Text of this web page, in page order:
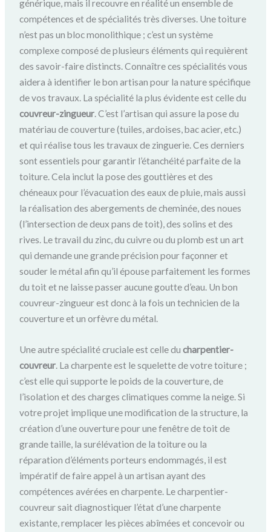
générique, mais il recouvre en réalité un ensemble de
compétences et de spécialités très diverses. Une toiture
n’est pas un bloc monolithique ; c’est un système
complexe composé de plusieurs éléments qui requièrent
des savoir-faire distincts. Connaître ces spécialités vous
aidera à identifier le bon artisan pour la nature spécifique
de vos travaux. La spécialité la plus évidente est celle du
couvreur-zingueur. C’est l’artisan qui assure la pose du
matériau de couverture (tuiles, ardoises, bac acier, etc.)
et qui réalise tous les travaux de zinguerie. Ces derniers
sont essentiels pour garantir l’étanchéité parfaite de la
toiture. Cela inclut la pose des gouttières et des
chéneaux pour l’évacuation des eaux de pluie, mais aussi
la réalisation des abergements de cheminée, des noues
(l’intersection de deux pans de toit), des solins et des
rives. Le travail du zinc, du cuivre ou du plomb est un art
qui demande une grande précision pour façonner et
souder le métal afin qu’il épouse parfaitement les formes
du toit et ne laisse passer aucune goutte d’eau. Un bon
couvreur-zingueur est donc à la fois un technicien de la
couverture et un orfèvre du métal.
Une autre spécialité cruciale est celle ducharpentier-
couvreur . La charpente est le squelette de votre toiture ;
c’est elle qui supporte le poids de la couverture, de
l’isolation et des charges climatiques comme la neige. Si
votre projet implique une modification de la structure, la
création d’une ouverture pour une fenêtre de toit de
grande taille, la surélévation de la toiture ou la
réparation d’éléments porteurs endommagés, il est
impératif de faire appel à un artisan ayant des
compétences avérées en charpente. Le charpentier-
couvreur sait diagnostiquer l’état d’une charpente
existante, remplacer les pièces abîmées et concevoir ou